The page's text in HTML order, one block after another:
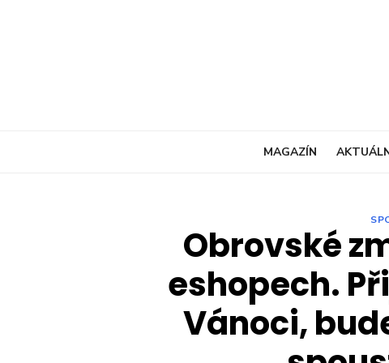
MAGAZÍN
Obrovské
eshopech.
Vánoci,